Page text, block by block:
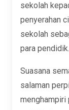
sekolah
penyerahan
sekolah
para pendidik.
Suasana
salaman
menghampiri